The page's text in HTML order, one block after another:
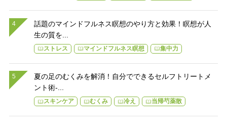
話題のマインドフルネス瞑想のやり方と効果！瞑想が人
生の質を...
ストレス マインドフルネス瞑想 集中力
夏の足のむくみを解消！自分でできるセルフトリートメ
ント術-...
スキンケア むくみ 冷え 当帰芍薬散